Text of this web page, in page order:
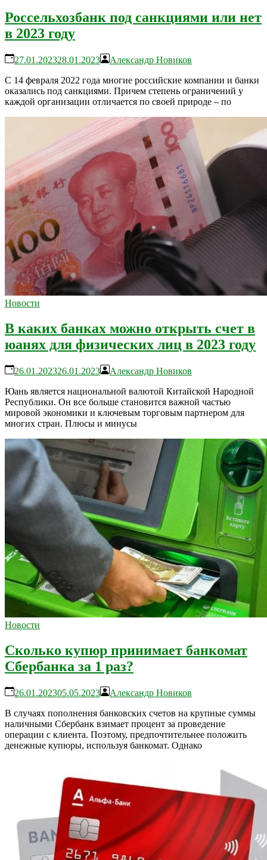
Россельхозбанк под санкциями или нет
в 2023 году
27.01.202328.01.2023
Александр Новиков
С 14 февраля 2022 года многие российские компании и банки
оказались под санкциями. Причем степень ограничений у
каждой организации отличается по своей природе – по
Новости
В каких банках можно открыть счет в
юанях для физических лиц в 2023 году
26.01.202326.01.2023
Александр Новиков
Юань является национальной валютой Китайской Народной
Республики. Он все больше становится важной частью
мировой экономики и ключевым торговым партнером для
многих стран. Плюсы и минусы
Новости
Сколько купюр принимает банкомат
Сбербанка за 1 раз?
26.01.202305.05.2023
Александр Новиков
В случаях пополнения банковских счетов на крупные суммы
наличными Сбербанк взимает процент за проведение
операции с клиента. Поэтому, предпочтительнее положить
денежные купюры, используя банкомат. Однако